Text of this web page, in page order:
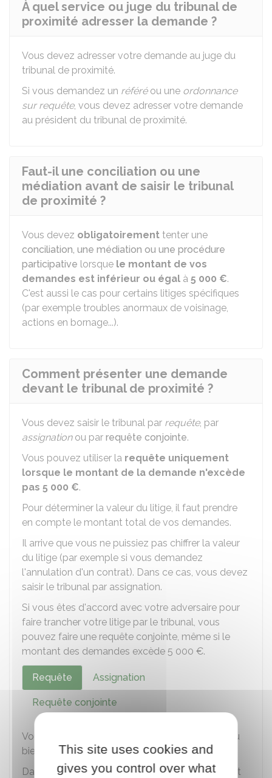
À quel service ou juge du tribunal de
proximité adresser la demande ?
Vous devez adresser votre demande au juge du
tribunal de proximité.
Si vous demandez un référé ou une ordonnance
sur requête, vous devez adresser votre demande
au président du tribunal de proximité.
Faut-il une conciliation ou une
médiation avant de saisir le tribunal
de proximité ?
Vous devez obligatoirement tenter une
conciliation, une médiation ou une procédure
participative lorsque le montant de vos
demandes est inférieur ou égal à 5 000 €.
C'est aussi le cas pour certains litiges spécifiques
(par exemple troubles anormaux de voisinage,
actions en bornage...).
Comment présenter une demande
devant le tribunal de proximité ?
Vous devez saisir le tribunal par requête, par
assignationou par requête conjointe.
Vous pouvez utiliser la requête uniquement
lorsque le montant de la demande n'excède
pas 5 000 €.
Pour déterminer la valeur du litige, il faut prendre
en compte le montant total de vos demandes.
Il arrive que vous ne puissiez pas chiffrer la valeur
du litige (par exemple si vous demandez
l'annulation d'un contrat). Dans ce cas, vous devez
saisir le tribunal par assignation.
Si vous êtes d'accord avec votre adversaire pour
faire trancher votre litige par le tribunal, vous
pouvez faire une requête conjointe, même si le
montant des demandes excède 5 000 €.
Requête Assignation
Requête conjointe
Vous pouvez préparer la requête vous-même ou
bien demander à un avocat de le faire.
Dans ce cas, vous devez rémunérer votre avocat
This site uses cookies and
gives you control over what